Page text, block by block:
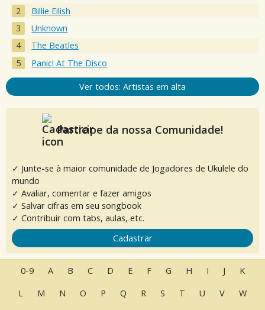
Billie Eilish
Unknown
The Beatles
Panic! At The Disco
Ver todos: Artistas em alta
Participe da nossa Comunidade!
✓ Junte-se à maior comunidade de Jogadores de Ukulele do
mundo
✓ Avaliar, comentar e fazer amigos
✓ Salvar cifras em seu songbook
✓ Contribuir com tabs, aulas, etc.
Cadastrar
0-9 A B C D E F G H I J
K
L
M N O P Q R S T U V
W